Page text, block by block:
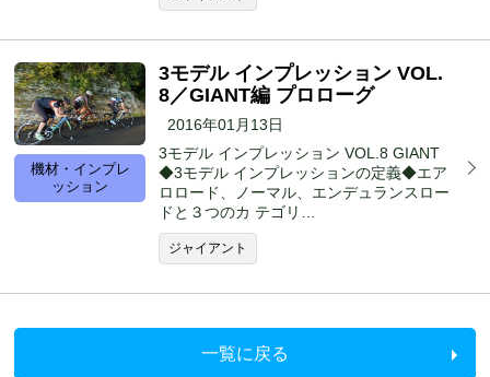
機材・インプレ
ッション
3モデル インプレッション VOL.
8／GIANT編 プロローグ
2016年01月13日
3モデル インプレッション VOL.8 GIANT
◆3モデル インプレッションの定義◆エア
ロロード、ノーマル、エンデュランスロー
ドと３つのカ テゴリ…
ジャイアント
一覧に戻る